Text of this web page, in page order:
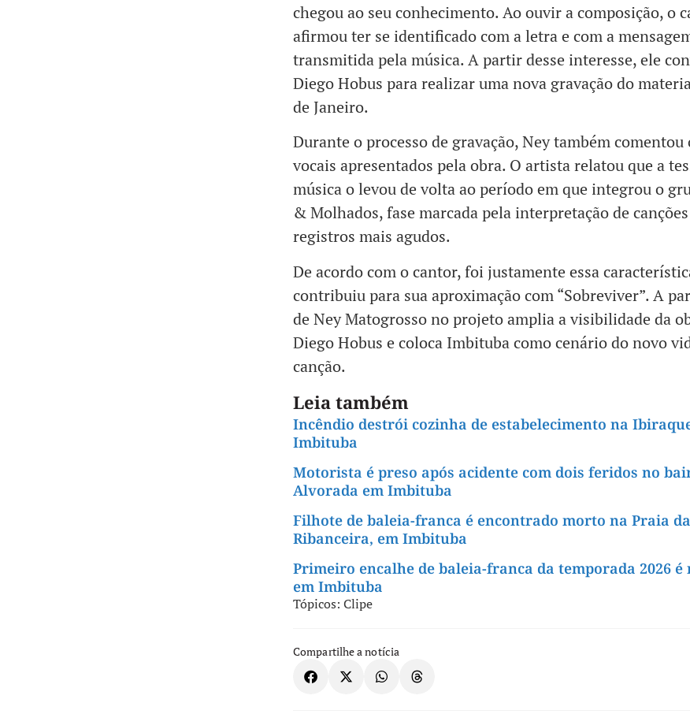
chegou ao seu conhecimento. Ao ouvir a composição, o
afirmou ter se identificado com a letra e com a
transmitida pela música. A partir desse interesse, ele
Diego Hobus para realizar uma nova gravação do
de Janeiro.
Durante o processo de gravação, Ney também comentou
vocais apresentados pela obra. O artista relatou que a
música o levou de volta ao período em que integrou o
& Molhados, fase marcada pela interpretação de
registros mais agudos.
De acordo com o cantor, foi justamente essa
contribuiu para sua aproximação com “Sobreviver”. A
de Ney Matogrosso no projeto amplia a visibilidade da
Diego Hobus e coloca Imbituba como cenário do novo
canção.
Leia também
Incêndio destrói cozinha de estabelecimento na
Imbituba
Motorista é preso após acidente com dois feridos no
Alvorada em Imbituba
Filhote de baleia-franca é encontrado morto na Praia da
Ribanceira, em Imbituba
Primeiro encalhe de baleia-franca da temporada 2026 é
em Imbituba
Tópicos: Clipe
Compartilhe a notícia